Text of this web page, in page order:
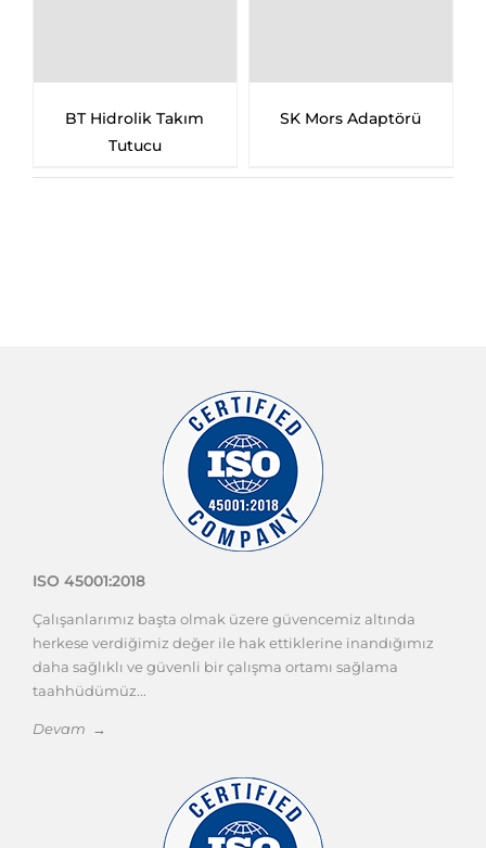
BT Hidrolik Takım
Tutucu
SK Mors Adaptörü
ISO 45001:2018
Çalışanlarımız başta olmak üzere güvencemiz altında
herkese verdiğimiz değer ile hak ettiklerine inandığımız
daha sağlıklı ve güvenli bir çalışma ortamı sağlama
taahhüdümüz...
Devam →